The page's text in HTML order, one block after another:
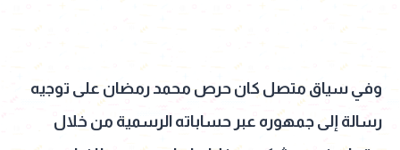
وفي سياق متصل كان حرص محمد رمضان على توجيه
رسالة إلى جمهوره عبر حساباته الرسمية من خلال